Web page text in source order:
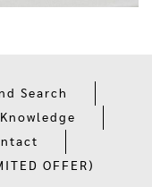
Search
OFFER)